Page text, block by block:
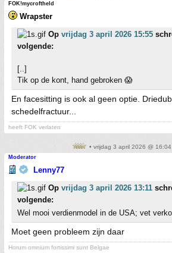
FOK!mycroftheld
Wrapster
Op vrijdag 3 april 2026 15:55
volgende:
[..]
Tik op de kont, hand gebroken 😱
En facesitting is ook al geen optie.
schedelfractuur...
heeft FOK verlaten
• vrijdag 3 april 2026 @ 16:04
Moderator
Lenny77
Op vrijdag 3 april 2026 13:11
volgende:
Wel mooi verdienmodel in de USA; vet
Moet geen probleem zijn daar
Horum omnium fortissimi sunt Belgae